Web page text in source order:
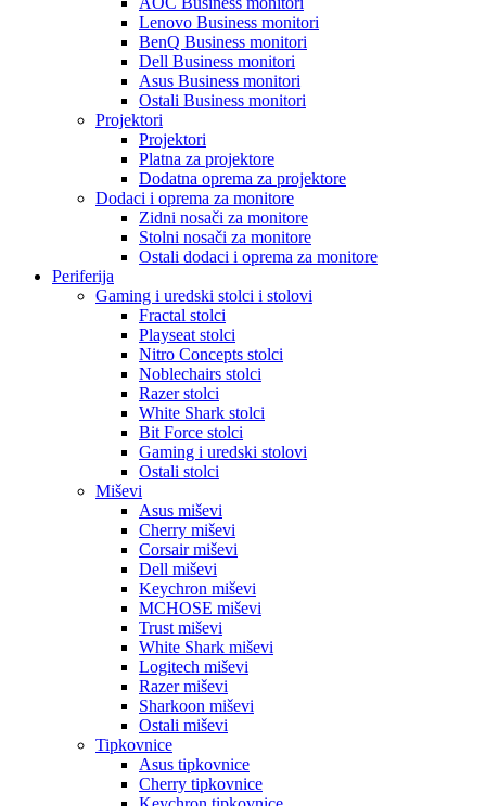
Lenovo Business monitori
BenQ Business monitori
Dell Business monitori
Asus Business monitori
Ostali Business monitori
Projektori
Projektori
Platna za projektore
Dodatna oprema za projektore
Dodaci i oprema za monitore
Zidni nosači za monitore
Stolni nosači za monitore
Ostali dodaci i oprema za monitore
Periferija
Gaming i uredski stolci i stolovi
Fractal stolci
Playseat stolci
Nitro Concepts stolci
Noblechairs stolci
Razer stolci
White Shark stolci
Bit Force stolci
Gaming i uredski stolovi
Ostali stolci
Miševi
Asus miševi
Cherry miševi
Corsair miševi
Dell miševi
Keychron miševi
MCHOSE miševi
Trust miševi
White Shark miševi
Logitech miševi
Razer miševi
Sharkoon miševi
Ostali miševi
Tipkovnice
Asus tipkovnice
Cherry tipkovnice